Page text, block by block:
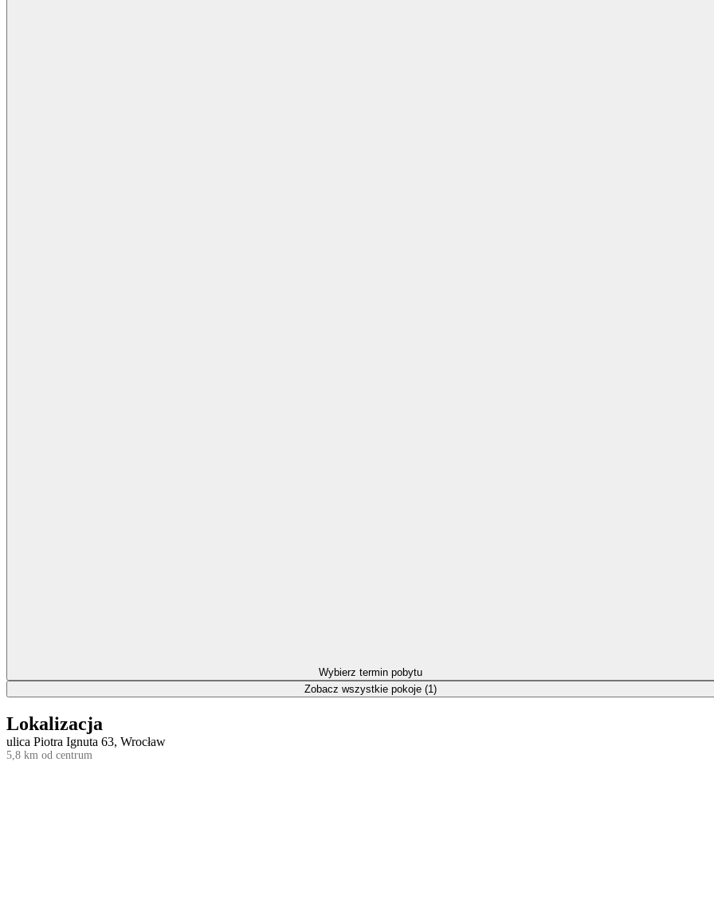
Lokalizacja
ulica Piotra Ignuta 63, Wrocław
5,8 km od centrum
Wybierz termin pobytu
Zobacz wszystkie pokoje (1)